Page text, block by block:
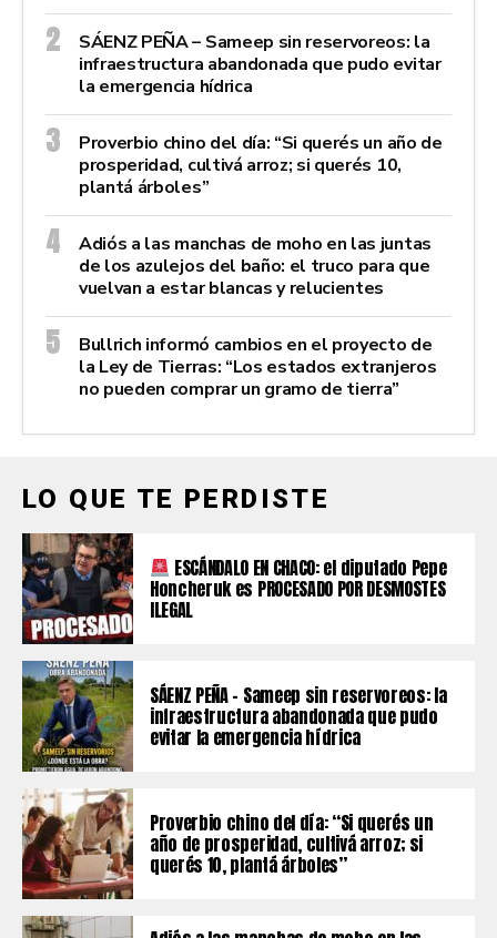
SÁENZ PEÑA – Sameep sin reservoreos: la
infraestructura abandonada que pudo evitar
la emergencia hídrica
Proverbio chino del día: “Si querés un año de
prosperidad, cultivá arroz; si querés 10,
plantá árboles”
Adiós a las manchas de moho en las juntas
de los azulejos del baño: el truco para que
vuelvan a estar blancas y relucientes
Bullrich informó cambios en el proyecto de
la Ley de Tierras: “Los estados extranjeros
no pueden comprar un gramo de tierra”
LO QUE TE PERDISTE
ESCÁNDALO EN CHACO: el diputado Pepe
Honcheruk es PROCESADO POR DESMOSTES
ILEGAL
SÁENZ PEÑA – Sameep sin reservoreos: la
infraestructura abandonada que pudo
evitar la emergencia hídrica
Proverbio chino del día: “Si querés un
año de prosperidad, cultivá arroz; si
querés 10, plantá árboles”